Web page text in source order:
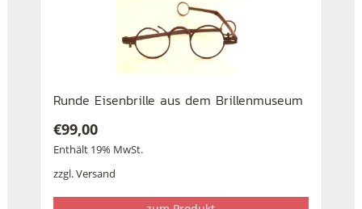
Runde Eisenbrille aus dem Brillenmuseum
€99,00
Enthält 19% MwSt.
zzgl.Versand